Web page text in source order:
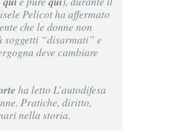
Pelicot ha affermato
che le donne non
soggetti “disarmati” e
deve cambiare
ha letto L’autodifesa
Pratiche, diritto,
nella storia.